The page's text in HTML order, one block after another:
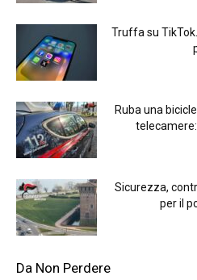
Truffa su
Ruba una
Sicurezza,
per il
Da Non Perdere